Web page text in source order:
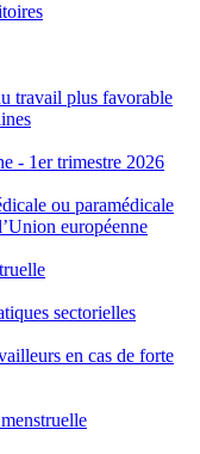
travail plus favorable
- 1er trimestre 2026
ou paramédicale
européenne
sectorielles
en cas de forte